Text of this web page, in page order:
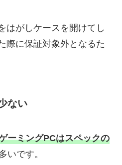
はがしケースを開けてし
際に保証対象外となるた
ない
ーミングPCはスペックの
いです。